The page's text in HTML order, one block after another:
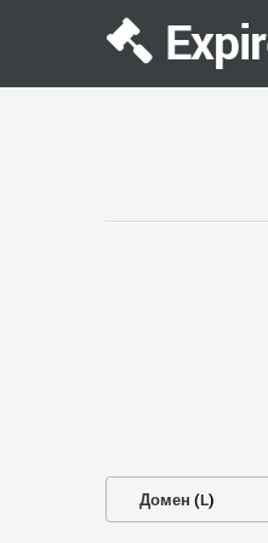
Домен (L)